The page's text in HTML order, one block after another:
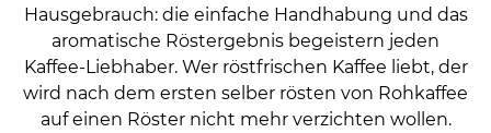
Hausgebrauch: die einfache Handhabung und das
aromatische Röstergebnis begeistern jeden
Kaffee-Liebhaber. Wer röstfrischen Kaffee liebt, der
wird nach dem ersten selber rösten von Rohkaffee
auf einen Röster nicht mehr verzichten wollen.